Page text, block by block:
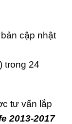
cập nhật
trong 24
tư vấn lắp
2013-2017